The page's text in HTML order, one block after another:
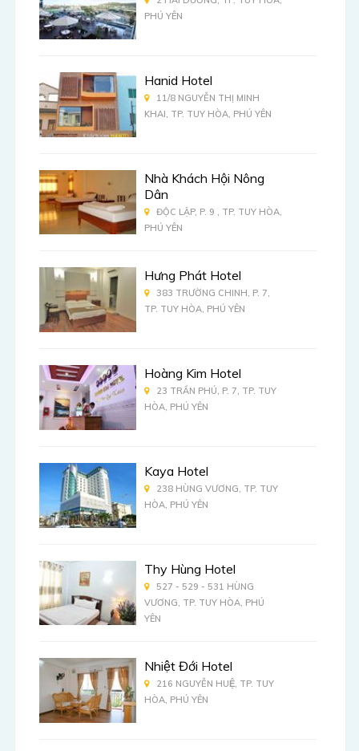
PHÚ YÊN
Hanid Hotel
11/8 NGUYỄN THỊ MINH
KHAI, TP. TUY HÒA, PHÚ YÊN
Nhà Khách Hội Nông
Dân
ĐỘC LẬP, P. 9 , TP. TUY HÒA,
PHÚ YÊN
Hưng Phát Hotel
383 TRƯỜNG CHINH, P. 7,
TP. TUY HÒA, PHÚ YÊN
Hoàng Kim Hotel
23 TRẦN PHÚ, P. 7, TP. TUY
HÒA, PHÚ YÊN
Kaya Hotel
238 HÙNG VƯƠNG, TP. TUY
HÒA, PHÚ YÊN
Thy Hùng Hotel
527 - 529 - 531 HÙNG
VƯƠNG, TP. TUY HÒA, PHÚ
YÊN
Nhiệt Đới Hotel
216 NGUYỄN HUỆ, TP. TUY
HÒA, PHÚ YÊN